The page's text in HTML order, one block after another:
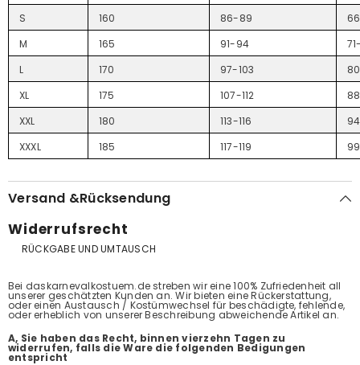
S
160 86-89
M
165 91-94
L
170 97-103
XL
175 107-112
XXL
180 113-116
XXXL
185 117-119
Versand &Rücksendung
Widerrufsrecht
RÜCKGABE UND UMTAUSCH
Bei daskarnevalkostuem.de streben wir eine 100% Zufriedenheit all
unserer geschätzten Kunden an. Wir bieten eine Rückerstattung,
oder einen Austausch / Kostümwechsel für beschädigte, fehlende,
oder erheblich von unserer Beschreibung abweichende Artikel an.
A, Sie haben das Recht, binnen vierzehn Tagen zu
widerrufen, falls die Ware die folgenden Bedigungen
entspricht